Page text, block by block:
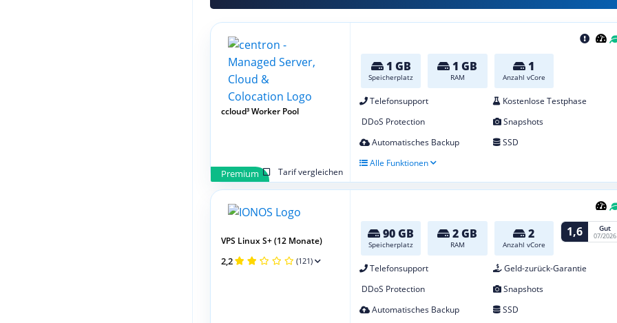
1 GB
Speicherplatz
1 GB
RAM
1
Anzahl vCore
Telefonsupport
Kostenlose Testphase
DDoS Protection
Snapshots
Automatisches Backup
SSD
Alle Funktionen
Premium
Tarif vergleichen
ccloud³ Worker Pool
90 GB
Speicherplatz
2 GB
RAM
2
Anzahl vCore
1,6 Gut
07/2026
Telefonsupport
Geld-zurück-Garantie
DDoS Protection
Snapshots
Automatisches Backup
SSD
VPS Linux S+ (12 Monate)
2,2 (121)